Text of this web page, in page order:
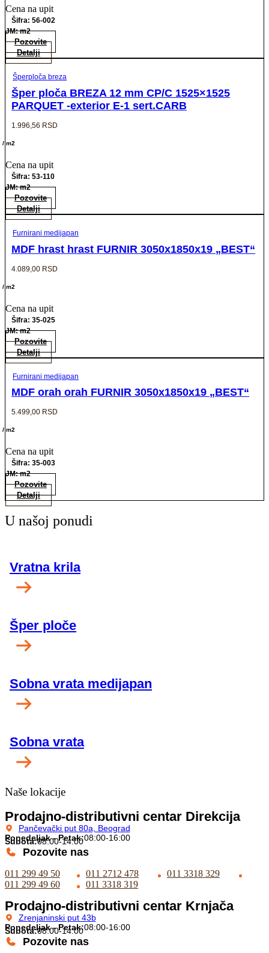
Cena na upit
Šifra: 56-002
JM: m2
Pozovite
Detalji
Šperploča breza
Šper ploča BREZA 12 mm CP/C 1525×1525
PARQUET -exterior E-1 sert.CARB
1.996,56 RSD
/ m2
Cena na upit
Šifra: 53-110
JM: m2
Pozovite
Detalji
Furnirani medijapan
MDF hrast hrast FURNIR 3050x1850x19 „BEST“
4.089,00 RSD
/ m2
Cena na upit
Šifra: 35-025
JM: m2
Pozovite
Detalji
Furnirani medijapan
MDF orah orah FURNIR 3050x1850x19 „BEST“
5.499,00 RSD
/ m2
Cena na upit
Šifra: 35-003
JM: m2
Pozovite
Detalji
U našoj ponudi
Vratna krila
Šper ploče
Sobna vrata medijapan
Sobna vrata
Naše lokacije
Prodajno-distributivni centar Direkcija
Pančevački put 80a, Beograd
Ponedeljak - Petak:08:00-16:00
Subota:08:00-14:00
Pozovite nas
011 299 49 50 011 2712 478
011 3318 329
011 299 49 60
011 3318 319
Prodajno-distributivni centar Krnjača
Zrenjaninski put 43b
Ponedeljak - Petak:08:00-16:00
Subota:08:00-14:00
Pozovite nas